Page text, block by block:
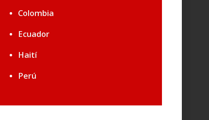
Colombia
Ecuador
Haití
Perú